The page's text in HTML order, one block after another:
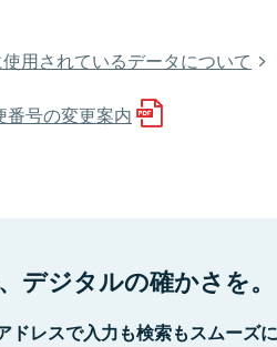
用されているデータについて
号の変更案内
デジタルの確かさを。
ドレスで入力も検索もスムーズ